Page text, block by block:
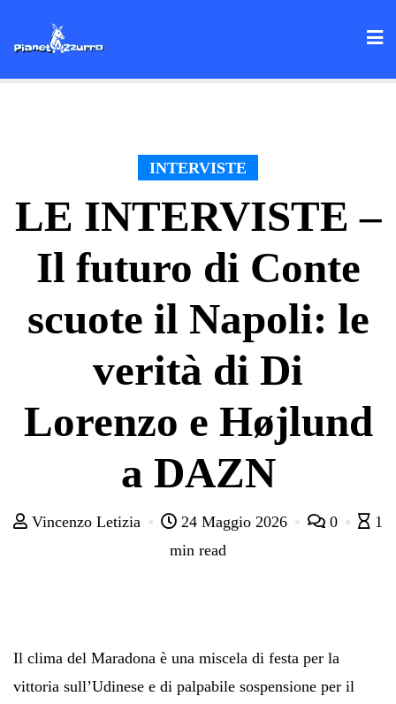
INTERVISTE
LE INTERVISTE –
Il futuro di Conte
scuote il Napoli: le
verità di Di
Lorenzo e Højlund
a DAZN
Vincenzo Letizia 24 Maggio 2026 0
1
min read
Il clima del Maradona è una miscela di festa per la
vittoria sull’Udinese e di palpabile sospensione per il